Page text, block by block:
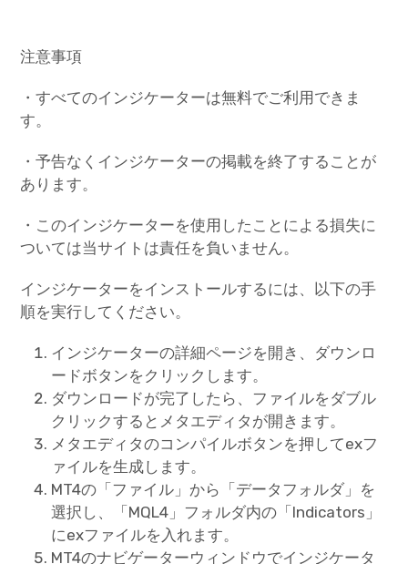
注意事項
・すべてのインジケーターは無料でご利用できま
す。
・予告なくインジケーターの掲載を終了することが
あります。
・このインジケーターを使用したことによる損失に
ついては当サイトは責任を負いません。
インジケーターをインストールするには、以下の手
順を実行してください。
インジケーターの詳細ページを開き、ダウンロ
ードボタンをクリックします。
ダウンロードが完了したら、ファイルをダブル
クリックするとメタエディタが開きます。
メタエディタのコンパイルボタンを押してexフ
ァイルを生成します。
MT4の「ファイル」から「データフォルダ」を
選択し、「MQL4」フォルダ内の「Indicators」
にexファイルを入れます。
MT4のナビゲーターウィンドウでインジケータ